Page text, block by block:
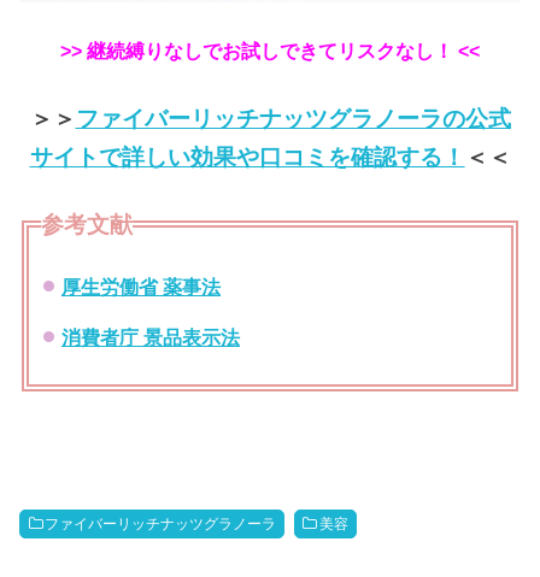
>> 継続縛りなしでお試しできてリスクなし！ <<
＞＞ ファイバーリッチナッツグラノーラの公式
サイトで詳しい効果や口コミを確認する！ ＜＜
参考文献
厚生労働省 薬事法
消費者庁 景品表示法
ファイバーリッチナッツグラノーラ 美容